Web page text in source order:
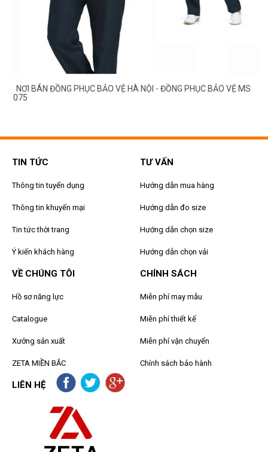
NƠI BÁN ĐỒNG PHỤC BẢO VỆ HÀ NỘI - ĐỒNG PHỤC BẢO VỆ MS
075
TIN TỨC
Thông tin tuyển dụng
Thông tin khuyến mại
Tin tức thời trang
Ý kiến khách hàng
TƯ VẤN
Hướng dẫn mua hàng
Hướng dẫn đo size
Hướng dẫn chọn size
Hướng dẫn chọn vải
VỀ CHÚNG TÔI
Hồ sơ năng lực
Catalogue
Xưởng sản xuất
ZETA MIỀN BẮC
CHÍNH SÁCH
Miễn phí may mẫu
Miễn phí thiết kế
Miễn phí vận chuyển
Chính sách bảo hành
LIÊN HỆ